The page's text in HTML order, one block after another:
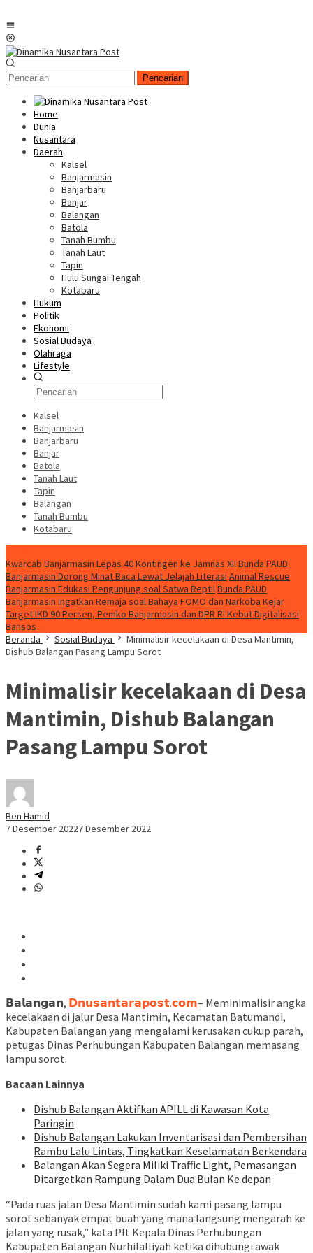
Pencarian
Home
Dunia
Nusantara
Daerah
Kalsel
Banjarmasin
Banjarbaru
Banjar
Balangan
Batola
Tanah Bumbu
Tanah Laut
Tapin
Hulu Sungai Tengah
Kotabaru
Hukum
Politik
Ekonomi
Sosial Budaya
Olahraga
Lifestyle
Kalsel
Banjarmasin
Banjarbaru
Banjar
Batola
Tanah Laut
Tapin
Balangan
Tanah Bumbu
Kotabaru
Kwarcab Banjarmasin Lepas 40 Kontingen ke Jamnas XII Bunda PAUD
Banjarmasin Dorong Minat Baca Lewat Jelajah Literasi Animal Rescue
Banjarmasin Edukasi Pengunjung soal Satwa ReptilBunda PAUD
Banjarmasin Ingatkan Remaja soal Bahaya FOMO dan Narkoba Kejar
Target IKD 90 Persen, Pemko Banjarmasin dan DPR RI Kebut Digitalisasi
Bansos
Beranda
Sosial Budaya
Minimalisir kecelakaan di Desa Mantimin,
Dishub Balangan Pasang Lampu Sorot
Minimalisir kecelakaan di Desa
Mantimin, Dishub Balangan
Pasang Lampu Sorot
Ben Hamid
7 Desember 20227 Desember 2022
𝗕𝗮𝗹𝗮𝗻𝗴𝗮𝗻, 𝗗𝗻𝘂𝘀𝗮𝗻𝘁𝗮𝗿𝗮𝗽𝗼𝘀𝘁.𝗰𝗼𝗺– Meminimalisir angka
kecelakaan di jalur Desa Mantimin, Kecamatan Batumandi,
Kabupaten Balangan yang mengalami kerusakan cukup parah,
petugas Dinas Perhubungan Kabupaten Balangan memasang
lampu sorot.
Bacaan Lainnya
Dishub Balangan Aktifkan APILL di Kawasan Kota
Paringin
Dishub Balangan Lakukan Inventarisasi dan Pembersihan
Rambu Lalu Lintas, Tingkatkan Keselamatan Berkendara
Balangan Akan Segera Miliki Traffic Light, Pemasangan
Ditargetkan Rampung Dalam Dua Bulan Ke depan
“Pada ruas jalan Desa Mantimin sudah kami pasang lampu
sorot sebanyak empat buah yang mana langsung mengarah ke
jalan yang rusak,” kata Plt Kepala Dinas Perhubungan
Kabupaten Balangan Nurhilalliyah ketika dihubungi awak